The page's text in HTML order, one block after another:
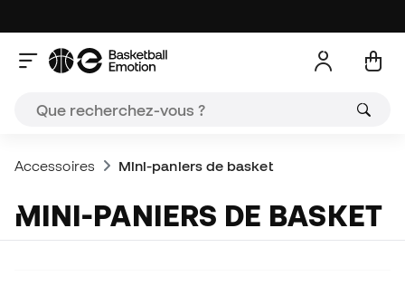
Accessoires Mini-paniers de basket
MINI-PANIERS DE BASKET